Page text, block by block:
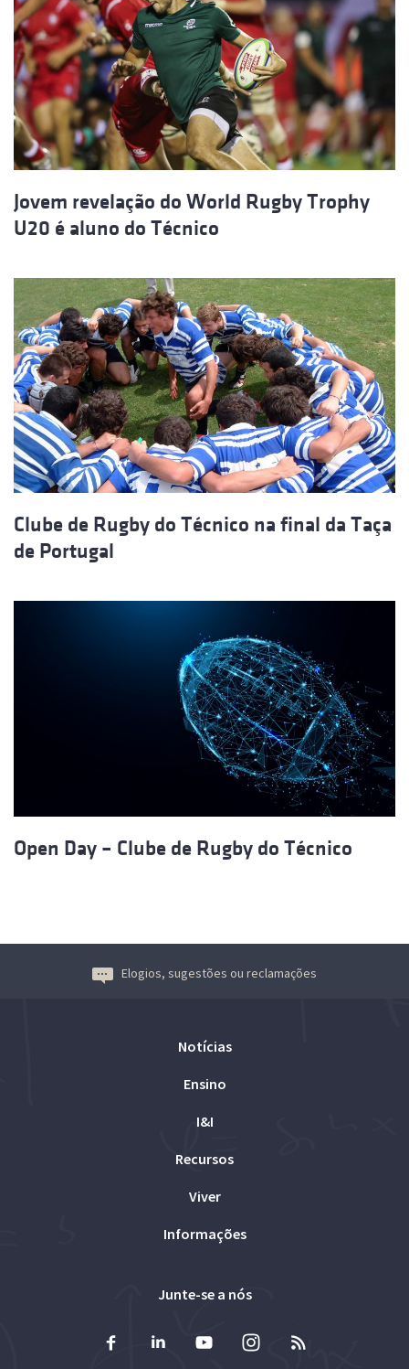
Jovem revelação do World Rugby Trophy
U20 é aluno do Técnico
Clube de Rugby do Técnico na final da Taça
de Portugal
Open Day – Clube de Rugby do Técnico
Elogios, sugestões ou reclamações
Notícias
Ensino
I&I
Recursos
Viver
Informações
Junte-se a nós